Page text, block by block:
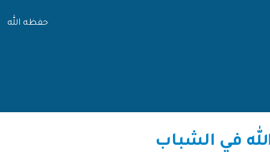
حفظه الله
في الشباب